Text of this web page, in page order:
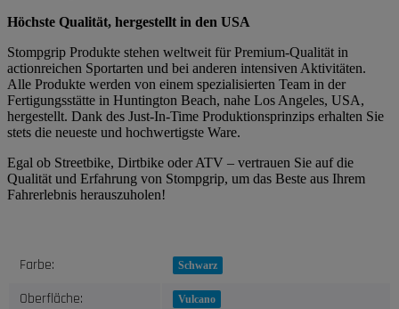
Höchste Qualität, hergestellt in den USA
Stompgrip Produkte stehen weltweit für Premium-Qualität in
actionreichen Sportarten und bei anderen intensiven Aktivitäten.
Alle Produkte werden von einem spezialisierten Team in der
Fertigungsstätte in Huntington Beach, nahe Los Angeles, USA,
hergestellt. Dank des Just-In-Time Produktionsprinzips erhalten Sie
stets die neueste und hochwertigste Ware.
Egal ob Streetbike, Dirtbike oder ATV – vertrauen Sie auf die
Qualität und Erfahrung von Stompgrip, um das Beste aus Ihrem
Fahrerlebnis herauszuholen!
Produkteigenschaft
Wert
Farbe: Schwarz
Oberfläche: Vulcano